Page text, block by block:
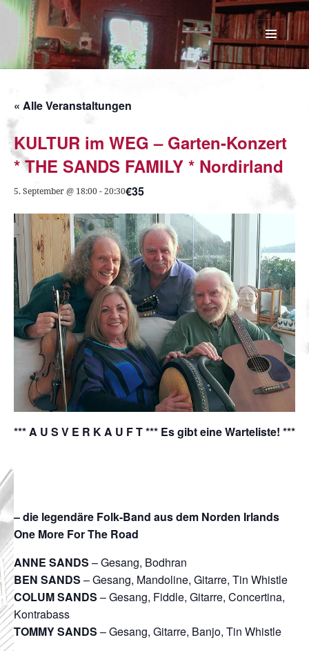
SINNESWANDEL
MENÜ
UND
« Alle Veranstaltungen
KULTUR im WEG – Garten-Konzert
* THE SANDS FAMILY * Nordirland
5. September @ 18:00-20:30€35
*** A U S V E R K A U F T *** Es gibt eine Warteliste! ***
– die legendäre Folk-Band aus dem Norden Irlands
One More For The Road
ANNE SANDS – Gesang, Bodhran
BEN SANDS – Gesang, Mandoline, Gitarre, Tin Whistle
COLUM SANDS – Gesang, Fiddle, Gitarre, Concertina,
Kontrabass
TOMMY SANDS – Gesang, Gitarre, Banjo, Tin Whistle